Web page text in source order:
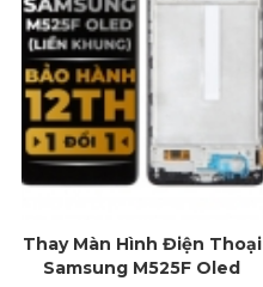
Thay Màn Hình Điện Thoại
Samsung M525F Oled